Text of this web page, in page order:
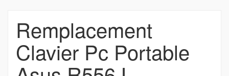
Remplacement
Clavier Pc Portable